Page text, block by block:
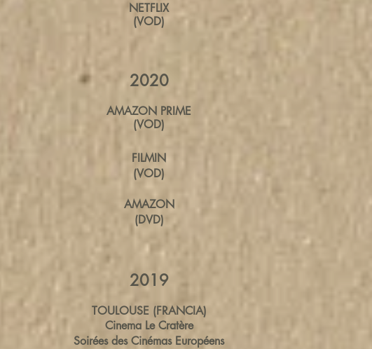
NETFLIX
(VOD)
2020
AMAZON PRIME
(VOD)
FILMIN
(VOD)
AMAZON
(DVD)
2019
TOULOUSE (FRANCIA)
Cinema Le Cratère
Soirées des Cinémas Européens